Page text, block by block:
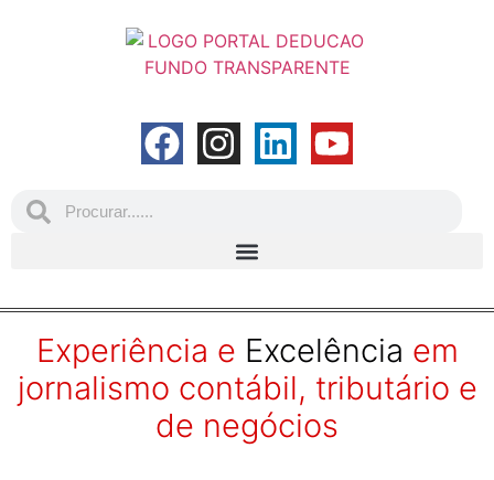
Experiência e Excelência em
jornalismo contábil, tributário e
de negócios